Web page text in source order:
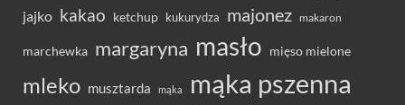
jajko kakao ketchup kukurydza majonez makaron
marchewka margaryna masło mięso mielone
mleko musztarda mąka mąka pszenna